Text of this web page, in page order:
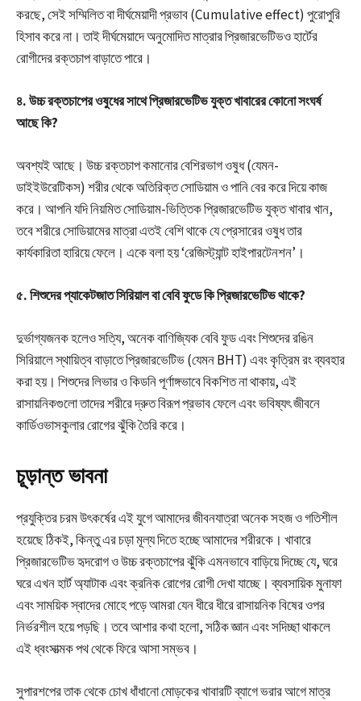
করছে, সেই সম্মিলিত বা দীর্ঘমেয়াদী প্রভাব (Cumulative effect) পুরোপুরি
হিসাব করে না। তাই দীর্ঘমেয়াদে অনুমোদিত মাত্রার প্রিজারভেটিভও হার্টের
রোগীদের রক্তচাপ বাড়াতে পারে।
৪. উচ্চ রক্তচাপের ওষুধের সাথে প্রিজারভেটিভ যুক্ত খাবারের কোনো সংঘর্ষ
আছে কি?
অবশ্যই আছে। উচ্চ রক্তচাপ কমানোর বেশিরভাগ ওষুধ (যেমন-
ডাইইউরেটিকস) শরীর থেকে অতিরিক্ত সোডিয়াম ও পানি বের করে দিয়ে কাজ
করে। আপনি যদি নিয়মিত সোডিয়াম-ভিত্তিক প্রিজারভেটিভ যুক্ত খাবার খান,
তবে শরীরে সোডিয়ামের মাত্রা এতই বেশি থাকে যে প্রেসারের ওষুধ তার
কার্যকারিতা হারিয়ে ফেলে। একে বলা হয় ‘রেজিস্ট্যান্ট হাইপারটেনশন’।
৫. শিশুদের প্যাকেটজাত সিরিয়াল বা বেবি ফুডে কি প্রিজারভেটিভ থাকে?
দুর্ভাগ্যজনক হলেও সত্যি, অনেক বাণিজ্যিক বেবি ফুড এবং শিশুদের রঙিন
সিরিয়ালে স্থায়িত্ব বাড়াতে প্রিজারভেটিভ (যেমন BHT) এবং কৃত্রিম রং ব্যবহার
করা হয়। শিশুদের লিভার ও কিডনি পূর্ণাঙ্গভাবে বিকশিত না থাকায়, এই
রাসায়নিকগুলো তাদের শরীরে দ্রুত বিরূপ প্রভাব ফেলে এবং ভবিষ্যৎ জীবনে
কার্ডিওভাসকুলার রোগের ঝুঁকি তৈরি করে।
চূড়ান্ত ভাবনা
প্রযুক্তির চরম উৎকর্ষের এই যুগে আমাদের জীবনযাত্রা অনেক সহজ ও গতিশীল
হয়েছে ঠিকই, কিন্তু এর চড়া মূল্য দিতে হচ্ছে আমাদের শরীরকে। খাবারে
প্রিজারভেটিভ হৃদরোগ ও উচ্চ রক্তচাপের ঝুঁকি এমনভাবে বাড়িয়ে দিচ্ছে যে, ঘরে
ঘরে এখন হার্ট অ্যাটাক এবং ক্রনিক রোগের রোগী দেখা যাচ্ছে। ব্যবসায়িক মুনাফা
এবং সাময়িক স্বাদের মোহে পড়ে আমরা যেন ধীরে ধীরে রাসায়নিক বিষের ওপর
নির্ভরশীল হয়ে পড়ছি। তবে আশার কথা হলো, সঠিক জ্ঞান এবং সদিচ্ছা থাকলে
এই ধ্বংসাত্মক পথ থেকে ফিরে আসা সম্ভব।
সুপারশপের তাক থেকে চোখ ধাঁধানো মোড়কের খাবারটি ব্যাগে ভরার আগে মাত্র